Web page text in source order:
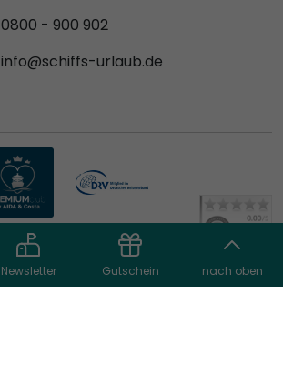
Newsletter Gutschein nach oben
0800 - 900 902
info@schiffs-urlaub.de